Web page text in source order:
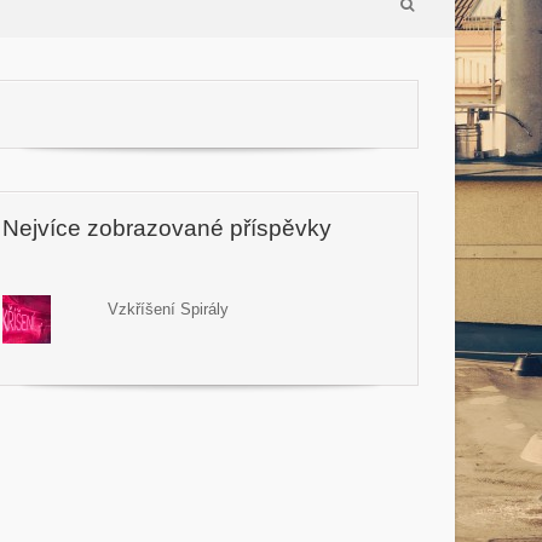
Nejvíce zobrazované příspěvky
Vzkříšení Spirály